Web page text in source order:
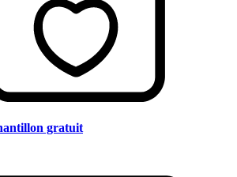
gratuit